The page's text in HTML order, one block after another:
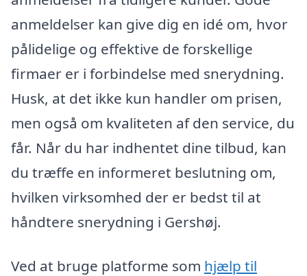
anmeldelser kan give dig en idé om, hvor
pålidelige og effektive de forskellige
firmaer er i forbindelse med snerydning.
Husk, at det ikke kun handler om prisen,
men også om kvaliteten af den service, du
får. Når du har indhentet dine tilbud, kan
du træffe en informeret beslutning om,
hvilken virksomhed der er bedst til at
håndtere snerydning i Gershøj.
Ved at bruge platforme som hjælp til